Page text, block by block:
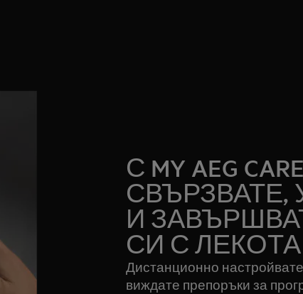
С MY AEG
СВЪРЗВАТЕ,
И
СИ С ЛЕКОТА
Дистанционно
виждате препоръки за